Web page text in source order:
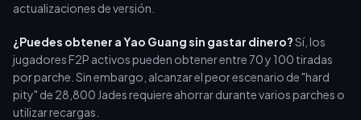
actualizaciones de versión.
¿Puedes obtener a Yao Guang sin gastar dinero?Sí, los
jugadores F2P activos pueden obtener entre 70 y 100 tiradas
por parche. Sin embargo, alcanzar el peor escenario de "hard
pity" de 28,800 Jades requiere ahorrar durante varios parches o
utilizar recargas.